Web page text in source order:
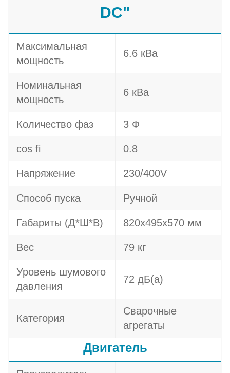
DC"
Максимальная
мощность
6.6 кВа
Номинальная
мощность
6 кВа
Количество фаз 3 Ф
cos fi 0.8
Напряжение 230/400V
Способ пуска Ручной
Габариты (Д*Ш*В) 820х495х570 мм
Вес 79 кг
Уровень шумового
давления
72 дБ(а)
Категория
Сварочные
агрегаты
Двигатель